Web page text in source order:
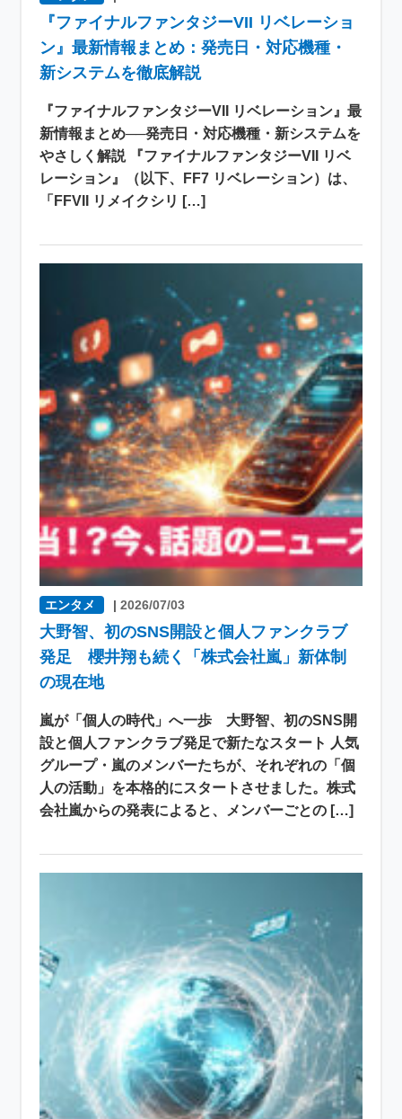
『ファイナルファンタジーVII リベレーショ
ン』最新情報まとめ：発売日・対応機種・
新システムを徹底解説
『ファイナルファンタジーVII リベレーション』最
新情報まとめ──発売日・対応機種・新システムを
やさしく解説 『ファイナルファンタジーVII リベ
レーション』（以下、FF7 リベレーション）は、
「FFVII リメイクシリ […]
エンタメ |2026/07/03
大野智、初のSNS開設と個人ファンクラブ
発足 櫻井翔も続く「株式会社嵐」新体制
の現在地
嵐が「個人の時代」へ一歩 大野智、初のSNS開
設と個人ファンクラブ発足で新たなスタート 人気
グループ・嵐のメンバーたちが、それぞれの「個
人の活動」を本格的にスタートさせました。株式
会社嵐からの発表によると、メンバーごとの […]